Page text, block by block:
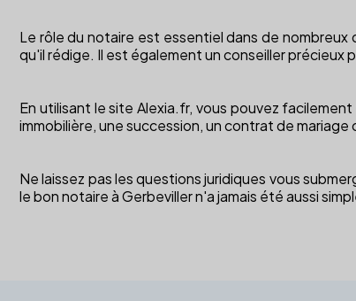
Le rôle du notaire est essentiel dans de
qu'il rédige. Il est également un conseiller précieux
En utilisant le site Alexia.fr, vous pouvez
immobilière, une succession, un contrat de
Ne laissez pas les questions juridiques vous
le bon notaire à Gerbeviller n'a jamais été aussi